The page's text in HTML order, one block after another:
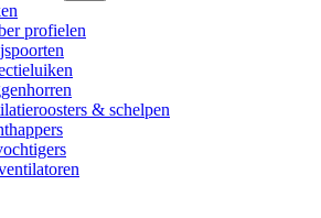
profielen
& schelpen